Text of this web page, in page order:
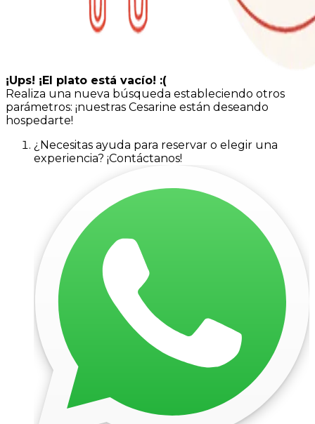
¡Ups! ¡El plato está vacío! :(
Realiza una nueva búsqueda estableciendo otros
parámetros: ¡nuestras Cesarine están deseando
hospedarte!
¿Necesitas ayuda para reservar o elegir una
experiencia? ¡Contáctanos!